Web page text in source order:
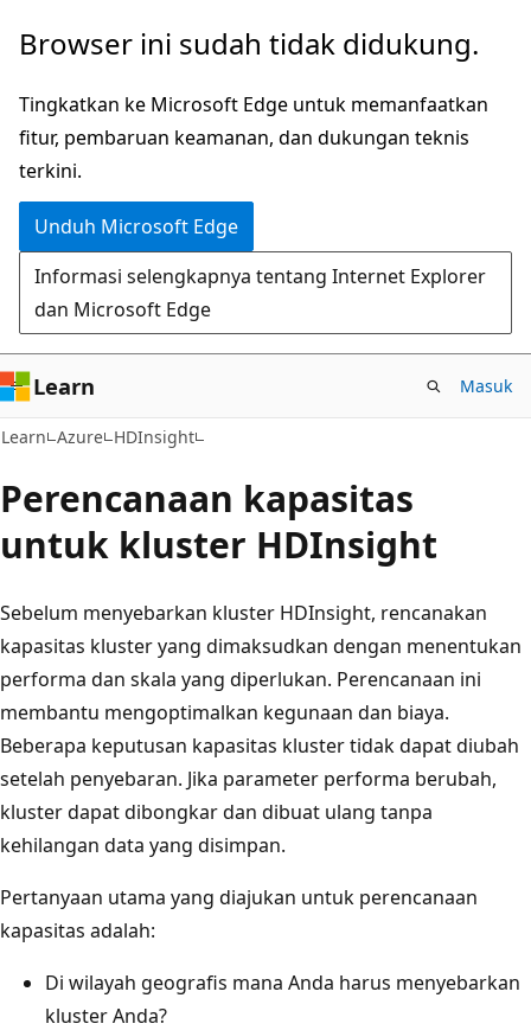
Lompati
konten
utama
Browser ini sudah tidak didukung.
Tingkatkan ke Microsoft Edge untuk memanfaatkan
fitur, pembaruan keamanan, dan dukungan teknis
terkini.
Unduh Microsoft Edge
Informasi selengkapnya tentang Internet Explorer
dan Microsoft Edge
Learn Masuk
Learn Azure HDInsight
Perencanaan kapasitas
untuk kluster HDInsight
Sebelum menyebarkan kluster HDInsight, rencanakan
kapasitas kluster yang dimaksudkan dengan menentukan
performa dan skala yang diperlukan. Perencanaan ini
membantu mengoptimalkan kegunaan dan biaya.
Beberapa keputusan kapasitas kluster tidak dapat diubah
setelah penyebaran. Jika parameter performa berubah,
kluster dapat dibongkar dan dibuat ulang tanpa
kehilangan data yang disimpan.
Pertanyaan utama yang diajukan untuk perencanaan
kapasitas adalah:
Di wilayah geografis mana Anda harus menyebarkan
kluster Anda?